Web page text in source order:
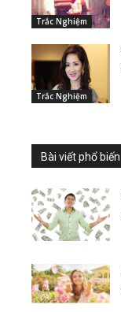
Trắc Nghiệm
Trắc Nghiệm
Bài viết phổ biến